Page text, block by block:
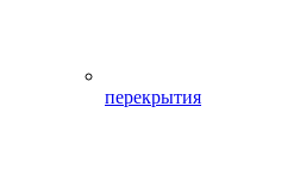
перекрытия